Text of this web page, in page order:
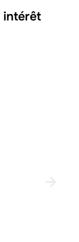
intérêt